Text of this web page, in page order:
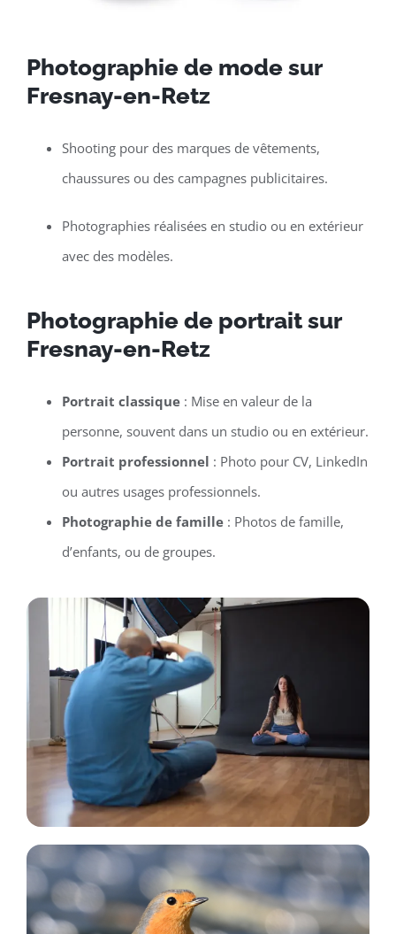
Photographie de mode sur
Fresnay-en-Retz
Shooting pour des marques de vêtements,
chaussures ou des campagnes publicitaires.
Photographies réalisées en studio ou en extérieur
avec des modèles.
Photographie de portrait sur
Fresnay-en-Retz
Portrait classique: Mise en valeur de la
personne, souvent dans un studio ou en extérieur.
Portrait professionnel : Photo pour CV, LinkedIn
ou autres usages professionnels.
Photographie de famille: Photos de famille,
d’enfants, ou de groupes.